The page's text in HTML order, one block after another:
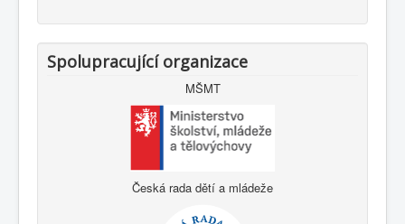
Spolupracující organizace
MŠMT
Česká rada dětí a mládeže